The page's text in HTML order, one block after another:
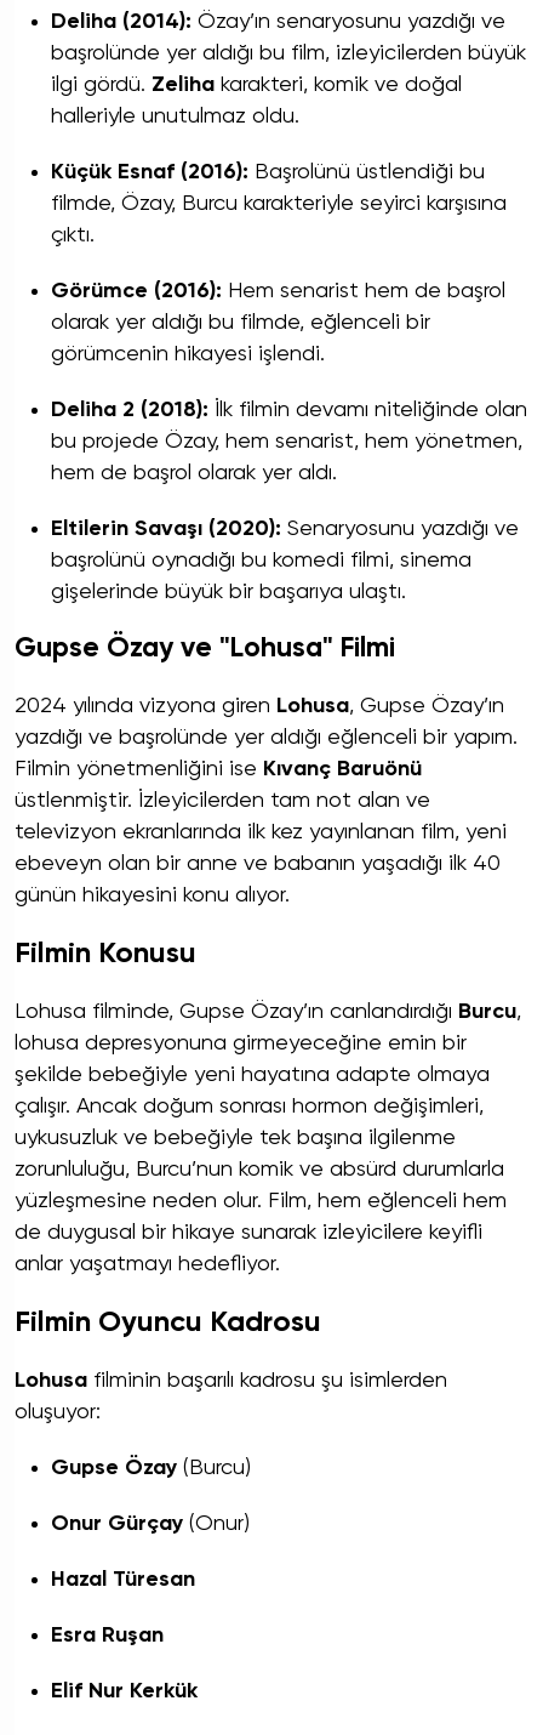
Deliha (2014): Özay’ın senaryosunu yazdığı ve
başrolünde yer aldığı bu film, izleyicilerden büyük
ilgi gördü. Zeliha karakteri, komik ve doğal
halleriyle unutulmaz oldu.
Küçük Esnaf (2016): Başrolünü üstlendiği bu
filmde, Özay, Burcu karakteriyle seyirci karşısına
çıktı.
Görümce (2016): Hem senarist hem de başrol
olarak yer aldığı bu filmde, eğlenceli bir
görümcenin hikayesi işlendi.
Deliha 2 (2018): İlk filmin devamı niteliğinde olan
bu projede Özay, hem senarist, hem yönetmen,
hem de başrol olarak yer aldı.
Eltilerin Savaşı (2020): Senaryosunu yazdığı ve
başrolünü oynadığı bu komedi filmi, sinema
gişelerinde büyük bir başarıya ulaştı.
Gupse Özay ve "Lohusa" Filmi
2024 yılında vizyona giren Lohusa, Gupse Özay’ın
yazdığı ve başrolünde yer aldığı eğlenceli bir yapım.
Filmin yönetmenliğini ise Kıvanç Baruönü
üstlenmiştir. İzleyicilerden tam not alan ve
televizyon ekranlarında ilk kez yayınlanan film, yeni
ebeveyn olan bir anne ve babanın yaşadığı ilk 40
günün hikayesini konu alıyor.
Filmin Konusu
Lohusa filminde, Gupse Özay’ın canlandırdığı Burcu,
lohusa depresyonuna girmeyeceğine emin bir
şekilde bebeğiyle yeni hayatına adapte olmaya
çalışır. Ancak doğum sonrası hormon değişimleri,
uykusuzluk ve bebeğiyle tek başına ilgilenme
zorunluluğu, Burcu’nun komik ve absürd durumlarla
yüzleşmesine neden olur. Film, hem eğlenceli hem
de duygusal bir hikaye sunarak izleyicilere keyifli
anlar yaşatmayı hedefliyor.
Filmin Oyuncu Kadrosu
Lohusa filminin başarılı kadrosu şu isimlerden
oluşuyor:
Gupse Özay (Burcu)
Onur Gürçay (Onur)
Hazal Türesan
Esra Ruşan
Elif Nur Kerkük